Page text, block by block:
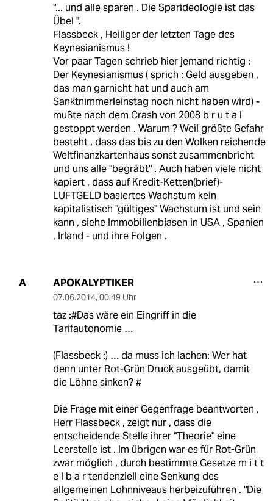
"... und alle sparen . Die Sparideologie ist das
Übel ".
Flassbeck , Heiliger der letzten Tage des
Keynesianismus !
Vor paar Tagen schrieb hier jemand richtig :
Der Keynesianismus ( sprich : Geld ausgeben ,
das man garnicht hat und auch am
Sanktnimmerleinstag noch nicht haben wird) -
mußte nach dem Crash von 2008 b r u t a l
gestoppt werden . Warum ? Weil größte Gefahr
besteht , dass das bis zu den Wolken reichende
Weltfinanzkartenhaus sonst zusammenbricht
und uns alle "begräbt" . Auch haben viele nicht
kapiert , dass auf Kredit-Ketten(brief)-
LUFTGELD basiertes Wachstum kein
kapitalistisch "gültiges" Wachstum ist und sein
kann , siehe Immobilienblasen in USA , Spanien
, Irland - und ihre Folgen .
A APOKALYPTIKER
07.06.2014, 00:49 Uhr
taz :#Das wäre ein Eingriff in die
Tarifautonomie …
(Flassbeck :) … da muss ich lachen: Wer hat
denn unter Rot-Grün Druck ausgeübt, damit
die Löhne sinken? #
Die Frage mit einer Gegenfrage beantworten ,
Herr Flassbeck , zeigt nur , dass die
entscheidende Stelle ihrer "Theorie" eine
Leerstelle ist . Im übrigen war es für Rot-Grün
zwar möglich , durch bestimmte Gesetze m i t t
e l b a r tendenziell eine Senkung des
allgemeinen Lohnniveaus herbeizuführen . "Die